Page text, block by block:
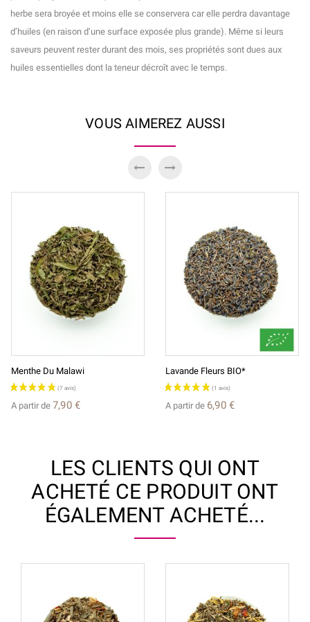
herbe sera broyée et moins elle se conservera car elle perdra davantage
d’huiles (en raison d’une surface exposée plus grande). Même si leurs
saveurs peuvent rester durant des mois, ses propriétés sont dues aux
huiles essentielles dont la teneur décroît avec le temps.
VOUS AIMEREZ AUSSI
Menthe Du Malawi
A partir de 7,90 €
Lavande Fleurs BIO*
A partir de 6,90 €
LES CLIENTS QUI ONT
ACHETÉ CE PRODUIT ONT
ÉGALEMENT ACHETÉ...